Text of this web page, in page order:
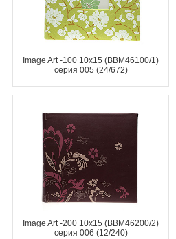
Image Art -100 10x15 (BBM46100/1)
серия 005 (24/672)
Image Art -200 10x15 (BBM46200/2)
серия 006 (12/240)